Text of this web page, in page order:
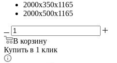
2000x350x1165
2000x500x1165
В корзину
Купить в 1 клик